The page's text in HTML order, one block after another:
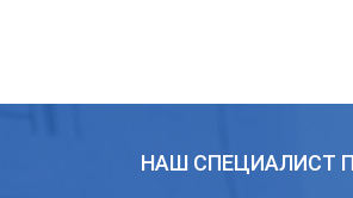
НАШ СПЕЦИАЛИСТ